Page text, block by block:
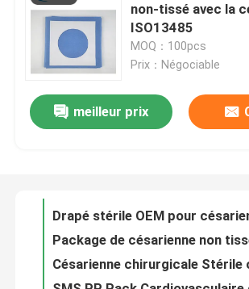
À la maison
Produits
Vidéos
À propos de nous
non-tissé avec la
ISO13485
MOQ：100pcs
Prix：Négociable
meilleur prix